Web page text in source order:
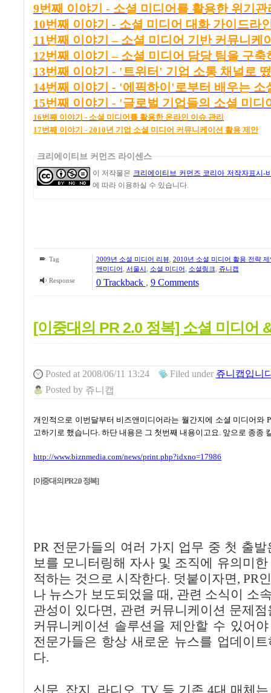
9번째 이야기 - 소셜 미디어를 활용한 위기
10번째 이야기 - 소셜 미디어 대화 가이드라
11 번째 이야기 – 소셜 미디어 기반 커뮤니케
12번째 이야기 – 소셜 미디어 담당 팀을 구축
13번째 이야기 - '트위터' 기업 소통 채널로
14번째 이야기 - '에픽하이'로부터 배우는 소
15번째 이야기 - '글로벌 기업들의 소셜 미디
16번째 이야기 - 소셜 미디어를 활용한 온라인 이슈 관리
17번째 이 야기 - 2010년 기업 소셜 미디어 커뮤니케이션 활용 제 안
크리에이티브 커먼즈 라이센스
이 저작물은 크리에이티브 커먼즈 코리아 저작자표시-
에 따라 이용하실 수 있습니다.
Tag 2009년 소셜 미디어 리뷰, 2010년 소셜 미디어 활용 전략 제
앤미디어 서울시 소셜 미디어 소셜링크 쥬니캡
Response
0 Trackback , 9Comments
[이중대의 PR 2.0 정복] 소셜 미디어
Posted at 2008/06/11 13:24 Filedunder 쥬니캡입니
Posted by 쥬니캡
개인적으로 이번달부터 비즈앤미디어라는 월간지에 소셜 미디어와
고하기로 했습니다 하단내용은 그 첫번째 내용이고요 앞으로 종종
http://www.biznmedia.com/news/print.php?idxno=17986
[이중대의 PR 2.0 정복]
PR 전문가들의 여러 가지 업무 중 첫 출
보를 모니터링해 자사 및 조직에 유의미
적하는 것으로 시작한다. 덧붙이자면, PR
나 뉴스가 보도되었을 때, 관련 소식이 소
관성이 있다면, 관련 커뮤니케이션 문제
커뮤니케이션 솔루션을 제안할 수 있어
전문가들은 항상 새로운 뉴스를 업데이
다.
신문, 잡지, 라디오, TV 등 기존 4대 매체